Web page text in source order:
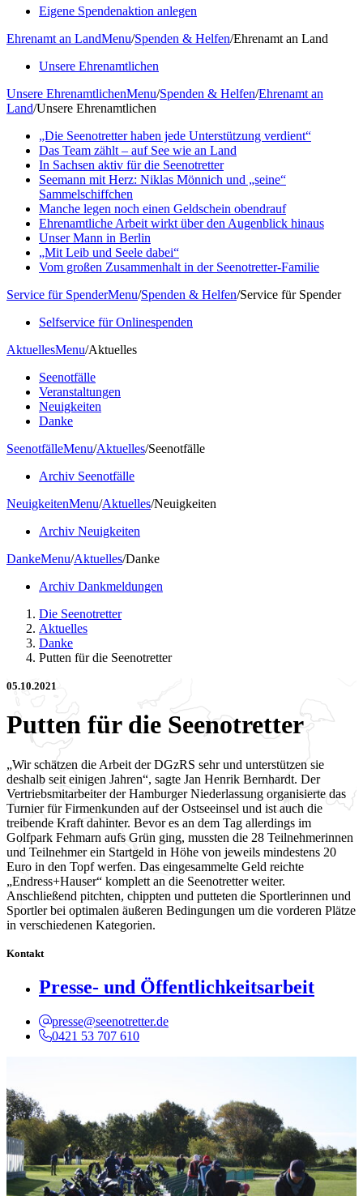
Eigene Spendenaktion anlegen
Ehrenamt an LandMenu/Spenden & Helfen/Ehrenamt an Land
Unsere Ehrenamtlichen
Unsere EhrenamtlichenMenu/Spenden & Helfen/Ehrenamt an
Land/Unsere Ehrenamtlichen
„Die Seenotretter haben jede Unterstützung verdient“
Das Team zählt – auf See wie an Land
In Sachsen aktiv für die Seenotretter
Seemann mit Herz: Niklas Mönnich und „seine“
Sammelschiffchen
Manche legen noch einen Geldschein obendrauf
Ehrenamtliche Arbeit wirkt über den Augenblick hinaus
Unser Mann in Berlin
„Mit Leib und Seele dabei“
Vom großen Zusammenhalt in der Seenotretter-Familie
Service für SpenderMenu/Spenden & Helfen/Service für Spender
Selfservice für Onlinespenden
AktuellesMenu/Aktuelles
Seenotfälle
Veranstaltungen
Neuigkeiten
Danke
SeenotfälleMenu/Aktuelles/Seenotfälle
Archiv Seenotfälle
NeuigkeitenMenu/Aktuelles/Neuigkeiten
Archiv Neuigkeiten
DankeMenu/Aktuelles/Danke
Archiv Dankmeldungen
Die Seenotretter
Aktuelles
Danke
Putten für die Seenotretter
05.10.2021
Putten für die Seenotretter
„Wir schätzen die Arbeit der DGzRS sehr und unterstützen sie
deshalb seit einigen Jahren“, sagte Jan Henrik Bernhardt. Der
Vertriebsmitarbeiter der Hamburger Niederlassung organisierte das
Turnier für Firmenkunden auf der Ostseeinsel und ist auch die
treibende Kraft dahinter. Bevor es an dem Tag allerdings im
Golfpark Fehmarn aufs Grün ging, mussten die 28 Teilnehmerinnen
und Teilnehmer ein Startgeld in Höhe von jeweils mindestens 20
Euro in den Topf werfen. Das eingesammelte Geld reichte
„Endress+Hauser“ komplett an die Seenotretter weiter.
Anschließend pitchten, chippten und putteten die Sportlerinnen und
Sportler bei optimalen äußeren Bedingungen um die vorderen Plätze
in verschiedenen Kategorien.
Kontakt
Presse- und Öffentlichkeitsarbeit
presse@seenotretter.de
0421 53 707 610